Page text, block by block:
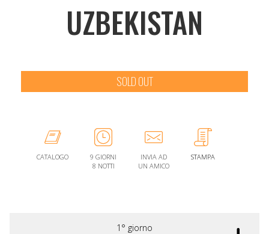
UZBEKISTAN
SOLD OUT
CATALOGO
9 GIORNI
8 NOTTI
INVIA AD
UN AMICO
STAMPA
1° giorno